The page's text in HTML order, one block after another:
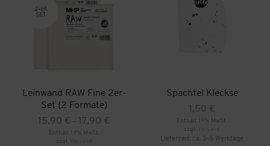
Leinwand RAW Fine 2er-
Set (2 Formate)
15,90 € – 17,90 €
Enthält 19% MwSt.
zzgl. Versand
Spachtel Kleckse
1,50 €
Enthält 19% MwSt.
zzgl. Versand
Lieferzeit: ca. 3-5 Werktage